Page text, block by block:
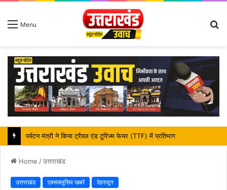
Menu
महापौर शंभू पासवान के जन्मदिवस पर क्षेत्र में विकास की सौगात
Home /उत्तराखंड
उत्तराखंड एक्सक्लूसिव खबरें देहरादून